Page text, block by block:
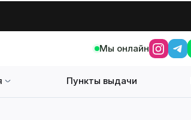
Мы онлайн
Пункты выдачи